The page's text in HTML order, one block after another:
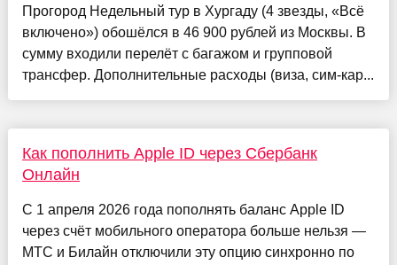
Прогород Недельный тур в Хургаду (4 звезды, «Всё
включено») обошёлся в 46 900 рублей из Москвы. В
сумму входили перелёт с багажом и групповой
трансфер. Дополнительные расходы (виза, сим-кар...
Как пополнить Apple ID через Сбербанк
Онлайн
С 1 апреля 2026 года пополнять баланс Apple ID
через счёт мобильного оператора больше нельзя —
МТС и Билайн отключили эту опцию синхронно по